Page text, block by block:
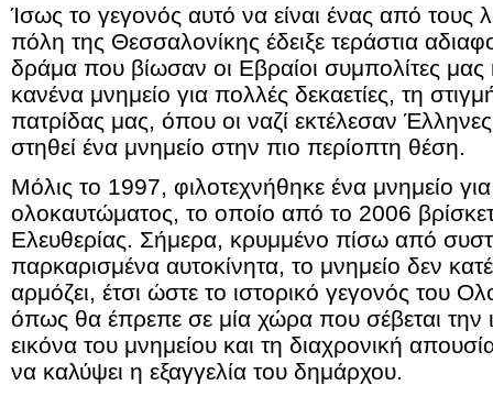
Ίσως το γεγονός αυτό να είναι ένας από τους
πόλη της Θεσσαλονίκης έδειξε τεράστια
δράμα που βίωσαν οι Εβραίοι συμπολίτες μας
κανένα μνημείο για πολλές δεκαετίες, τη
πατρίδας μας, όπου οι ναζί εκτέλεσαν
στηθεί ένα μνημείο στην πιο περίοπτη θέση.
Μόλις το 1997, φιλοτεχνήθηκε ένα μνημείο
ολοκαυτώματος, το οποίο από το 2006
Ελευθερίας. Σήμερα, κρυμμένο πίσω από
παρκαρισμένα αυτοκίνητα, το μνημείο δεν
αρμόζει, έτσι ώστε το ιστορικό γεγονός του
όπως θα έπρεπε σε μία χώρα που σέβεται την
εικόνα του μνημείου και τη διαχρονική
να καλύψει η εξαγγελία του δημάρχου.